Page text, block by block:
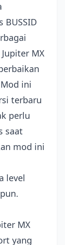
MX
ini
terbaru
perlu
saat
mod ini
level
MX
yang